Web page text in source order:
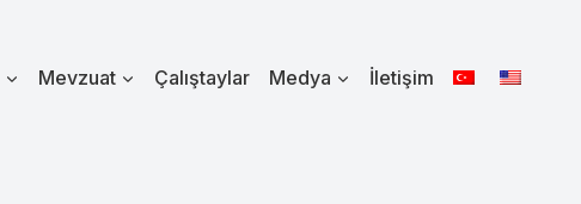
Mevzuat Çalıştaylar Medya İletişim